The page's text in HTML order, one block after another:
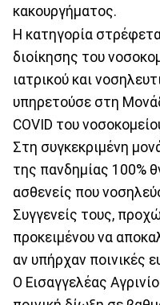
κακουργήματος.
Η κατηγορία
διοίκησης του
ιατρικού και
υπηρετούσε στη
COVID του
Στη συγκεκριμένη
της πανδημίας 100%
ασθενείς που
Συγγενείς τους,
προκειμένου να
αν υπήρχαν ποινικές
Ο Εισαγγελέας